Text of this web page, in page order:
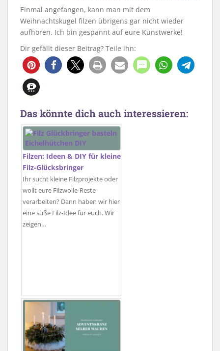
Einmal angefangen, kann man mit dem
Weihnachtskugel filzen übrigens gar nicht wieder
aufhören. Ich bin gespannt auf eure Kunstwerke!
Dir gefällt dieser Beitrag? Teile ihn:
97
Das könnte dich auch interessieren:
Filzen: Ideen & DIY für kleine
Filz-Glücksbringer
Ihr sucht kleine Filzprojekte oder
wollt eure Filzwolle-Reste
verarbeiten? Dann haben wir hier
eine süße Filz-Idee für euch. Wir
zeigen…